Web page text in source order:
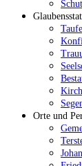
Taufe
Orte und